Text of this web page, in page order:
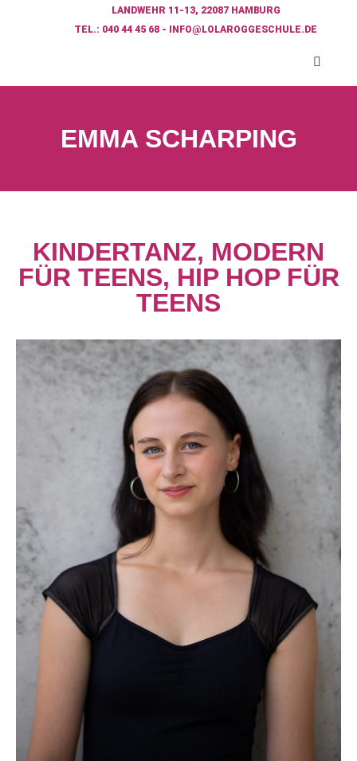
LANDWEHR 11-13, 22087 HAMBURG
TEL.: 040 44 45 68 - INFO@LOLAROGGESCHULE.DE​
EMMA SCHARPING
KINDERTANZ, MODERN
FÜR TEENS, HIP HOP FÜR
TEENS